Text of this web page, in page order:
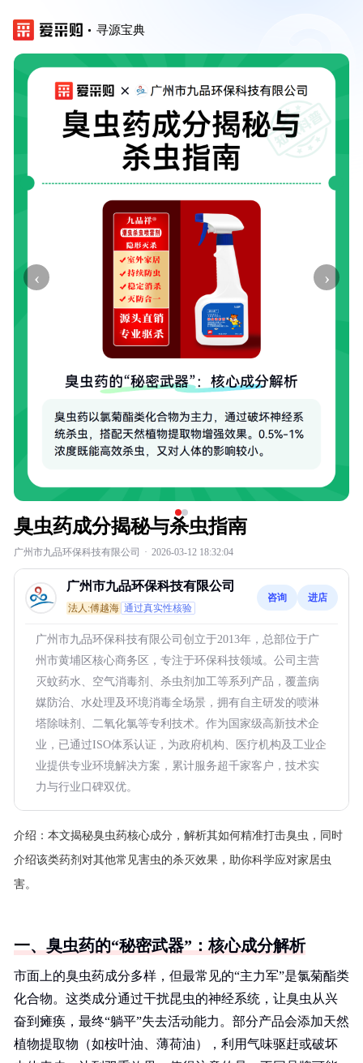
寻源宝典
‹ ›
臭虫药成分揭秘与杀虫指南
广州市九品环保科技有限公司 · 2026-03-12 18:32:04
广州市九品环保科技有限公司
法人:傅越海 通过真实性核验
咨询 进店
广州市九品环保科技有限公司创立于2013年，总部位于广
州市黄埔区核心商务区，专注于环保科技领域。公司主营
灭蚊药水、空气消毒剂、杀虫剂加工等系列产品，覆盖病
媒防治、水处理及环境消毒全场景，拥有自主研发的喷淋
塔除味剂、二氧化氯等专利技术。作为国家级高新技术企
业，已通过ISO体系认证，为政府机构、医疗机构及工业企
业提供专业环境解决方案，累计服务超千家客户，技术实
力与行业口碑双优。
介绍： 本文揭秘臭虫药核心成分，解析其如何精准打击臭虫，同时
介绍该类药剂对其他常见害虫的杀灭效果，助你科学应对家居虫
害。
一、臭虫药的“秘密武器”：核心成分解析
市面上的臭虫药成分多样，但最常见的“主力军”是氯菊酯类
化合物。这类成分通过干扰昆虫的神经系统，让臭虫从兴
奋到瘫痪，最终“躺平”失去活动能力。部分产品会添加天然
植物提取物（如桉叶油、薄荷油），利用气味驱赶或破坏